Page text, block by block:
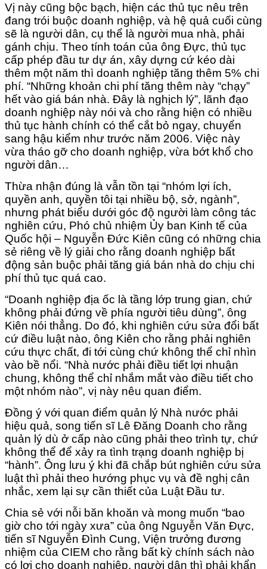
Vị này cũng bộc bạch, hiện các thủ tục nêu trên
đang trói buộc doanh nghiệp, và hệ quả cuối cùng
sẽ là người dân, cụ thể là người mua nhà, phải
gánh chịu. Theo tính toán của ông Đực, thủ tục
cấp phép đầu tư dự án, xây dựng cứ kéo dài
thêm một năm thì doanh nghiệp tăng thêm 5% chi
phí. “Những khoản chi phí tăng thêm này “chạy”
hết vào giá bán nhà. Đây là nghịch lý”, lãnh đạo
doanh nghiệp này nói và cho rằng hiện có nhiều
thủ tục hành chính có thể cắt bỏ ngay, chuyển
sang hậu kiểm như trước năm 2006. Việc này
vừa tháo gỡ cho doanh nghiệp, vừa bớt khổ cho
người dân…
Thừa nhận đúng là vẫn tồn tại “nhóm lợi ích,
quyền anh, quyền tôi tại nhiều bộ, sở, ngành”,
nhưng phát biểu dưới góc độ người làm công tác
nghiên cứu, Phó chủ nhiệm Ủy ban Kinh tế của
Quốc hội – Nguyễn Đức Kiên cũng có những chia
sẻ riêng về lý giải cho rằng doanh nghiệp bất
động sản buộc phải tăng giá bán nhà do chịu chi
phí thủ tục quá cao.
“Doanh nghiệp địa ốc là tầng lớp trung gian, chứ
không phải đứng về phía người tiêu dùng”, ông
Kiên nói thẳng. Do đó, khi nghiên cứu sửa đổi bất
cứ điều luật nào, ông Kiên cho rằng phải nghiên
cứu thực chất, đi tới cùng chứ không thể chỉ nhìn
vào bề nổi. “Nhà nước phải điều tiết lợi nhuận
chung, không thể chỉ nhắm mắt vào điều tiết cho
một nhóm nào”, vị này nêu quan điểm.
Đồng ý với quan điểm quản lý Nhà nước phải
hiệu quả, song tiến sĩ Lê Đăng Doanh cho rằng
quản lý dù ở cấp nào cũng phải theo trình tự, chứ
không thể để xảy ra tình trạng doanh nghiệp bị
“hành”. Ông lưu ý khi đã chắp bút nghiên cứu sửa
luật thì phải theo hướng phục vụ và đề nghị cân
nhắc, xem lại sự cần thiết của Luật Đầu tư.
Chia sẻ với nỗi băn khoăn và mong muốn “bao
giờ cho tới ngày xưa” của ông Nguyễn Văn Đực,
tiến sĩ Nguyễn Đình Cung, Viện trưởng đương
nhiệm của CIEM cho rằng bất kỳ chính sách nào
có lợi cho doanh nghiệp, người dân thì phải khẩn